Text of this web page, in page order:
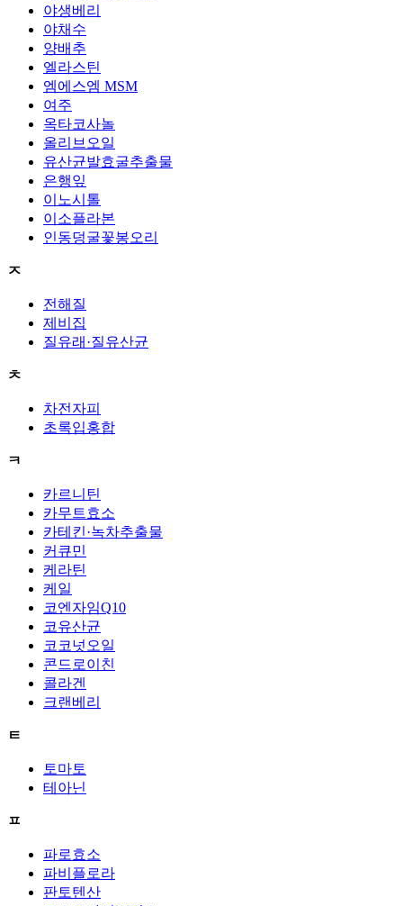
야생베리
야채수
양배추
엘라스틴
엠에스엠 MSM
여주
옥타코사놀
올리브오일
유산균발효굴추출물
은행잎
이노시톨
이소플라본
인동덩굴꽃봉오리
ㅈ
전해질
제비집
질유래·질유산균
ㅊ
차전자피
초록입홍합
ㅋ
카르니틴
카무트효소
카테킨·녹차추출물
커큐민
케라틴
케일
코엔자임Q10
코유산균
코코넛오일
콘드로이친
콜라겐
크랜베리
ㅌ
토마토
테아닌
ㅍ
파로효소
파비플로라
판토텐산